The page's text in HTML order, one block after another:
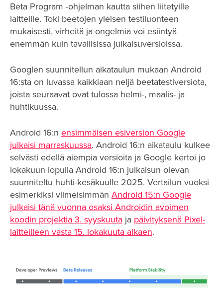
Beta Program -ohjelman kautta siihen liitetyille
laitteille. Toki beetojen yleisen testiluonteen
mukaisesti, virheitä ja ongelmia voi esiintyä
enemmän kuin tavallisissa julkaisuversioissa.
Googlen suunnitellun aikataulun mukaan Android
16:sta on luvassa kaikkiaan neljä beetatestiversiota,
joista seuraavat ovat tulossa helmi-, maalis- ja
huhtikuussa.
Android 16:n ensimmäisen esiversion Google
julkaisi marraskuussa. Android 16:n aikataulu kulkee
selvästi edellä aiempia versioita ja Google kertoi jo
lokakuun lopulla Android 16:n julkaisun olevan
suunniteltu huhti-kesäkuulle 2025. Vertailun vuoksi
esimerkiksi viimeisimmän Android 15:n Google
julkaisi tänä vuonna osaksi Androidin avoimen
koodin projektia 3. syyskuuta ja päivityksenä Pixel-
laitteilleen vasta 15. lokakuuta alkaen.